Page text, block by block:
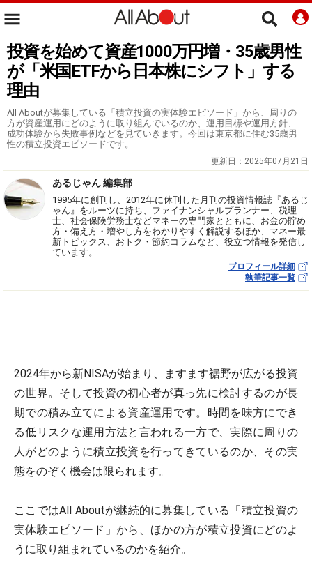
投資を始めて資産1000万円増・35歳男性
が「米国ETFから日本株にシフト」する
理由
All Aboutが募集している「積立投資の実体験エピソード」から、周りの
方が資産運用にどのように取り組んでいるのか、運用目標や運用方針、
成功体験から失敗事例などを見ていきます。今回は東京都に住む35歳男
性の積立投資エピソードです。
更新日： 2025年07月21日
あるじゃん 編集部
1995年に創刊し、2012年に休刊した月刊の投資情報誌『あるじ
ゃん』をルーツに持ち、ファイナンシャルプランナー、税理
士、社会保険労務士などマネーの専門家とともに、お金の貯め
方・備え方・増やし方をわかりやすく解説するほか、マネー最
新トピックス、おトク・節約コラムなど、役立つ情報を発信し
ています。
プロフィール詳細
執筆記事一覧
2024年から新NISAが始まり、ますます裾野が広がる投資
の世界。そして投資の初心者が真っ先に検討するのが長
期での積み立てによる資産運用です。時間を味方にでき
る低リスクな運用方法と言われる一方で、実際に周りの
人がどのように積立投資を行ってきているのか、その実
態をのぞく機会は限られます。
ここではAll Aboutが継続的に募集している「積立投資の
実体験エピソード」から、ほかの方が積立投資にどのよ
うに取り組まれているのかを紹介。